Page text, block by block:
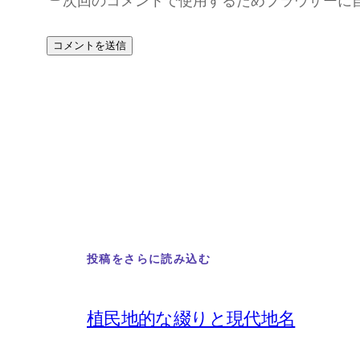
投稿をさらに読み込む
植民地的な綴りと現代地名